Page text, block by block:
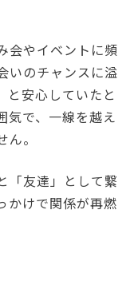
会やイベントに頻
いのチャンスに溢
と安心していたと
気で、一線を越え
。
「友達」として繋
かけで関係が再燃